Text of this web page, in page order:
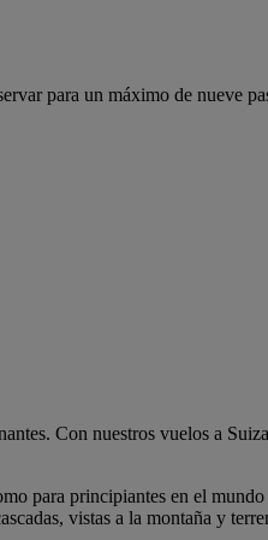
para un máximo de nueve
Con nuestros vuelos a
para principiantes en el
vistas a la montaña y